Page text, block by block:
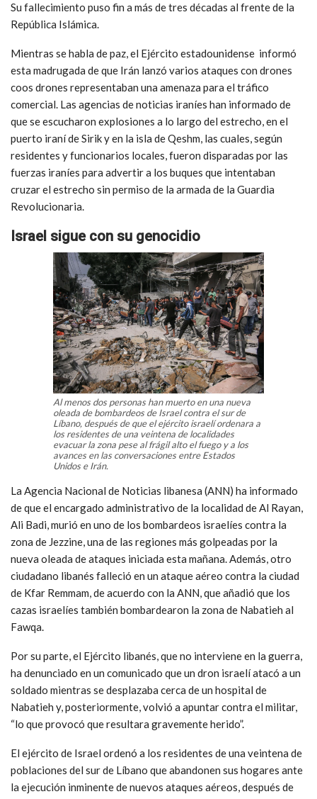
Su fallecimiento puso fin a más de tres décadas al frente de la
República Islámica.
Mientras se habla de paz, el Ejército estadounidense informó
esta madrugada de que Irán lanzó varios ataques con drones
coos drones representaban una amenaza para el tráfico
comercial. Las agencias de noticias iraníes han informado de
que se escucharon explosiones a lo largo del estrecho, en el
puerto iraní de Sirik y en la isla de Qeshm, las cuales, según
residentes y funcionarios locales, fueron disparadas por las
fuerzas iraníes para advertir a los buques que intentaban
cruzar el estrecho sin permiso de la armada de la Guardia
Revolucionaria.
Israel sigue con su genocidio
Al menos dos personas han muerto en una nueva
oleada de bombardeos de Israel contra el sur de
Líbano, después de que el ejército israelí ordenara a
los residentes de una veintena de localidades
evacuar la zona pese al frágil alto el fuego y a los
avances en las conversaciones entre Estados
Unidos e Irán.
La Agencia Nacional de Noticias libanesa (ANN) ha informado
de que el encargado administrativo de la localidad de Al Rayan,
Ali Badi, murió en uno de los bombardeos israelíes contra la
zona de Jezzine, una de las regiones más golpeadas por la
nueva oleada de ataques iniciada esta mañana. Además, otro
ciudadano libanés falleció en un ataque aéreo contra la ciudad
de Kfar Remmam, de acuerdo con la ANN, que añadió que los
cazas israelíes también bombardearon la zona de Nabatieh al
Fawqa.
Por su parte, el Ejército libanés, que no interviene en la guerra,
ha denunciado en un comunicado que un dron israelí atacó a un
soldado mientras se desplazaba cerca de un hospital de
Nabatieh y, posteriormente, volvió a apuntar contra el militar,
“lo que provocó que resultara gravemente herido”.
El ejército de Israel ordenó a los residentes de una veintena de
poblaciones del sur de Líbano que abandonen sus hogares ante
la ejecución inminente de nuevos ataques aéreos, después de